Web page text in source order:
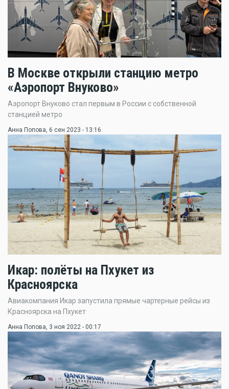
В Москве открыли станцию метро
«Аэропорт Внуково»
Аэропорт Внуково стал первым в России с собственной
станцией метро
Анна Попова , 6 сен 2023 - 13:16
Икар: полёты на Пхукет из
Красноярска
Авиакомпания Икар запустила прямые чартерные рейсы из
Красноярска на Пхукет
Анна Попова , 3 ноя 2022 - 00:17